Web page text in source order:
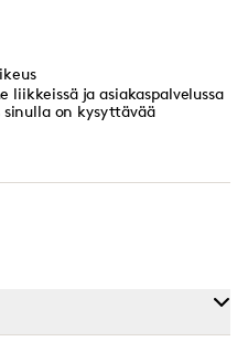
ja asiakaspalvelussa
on kysyttävää